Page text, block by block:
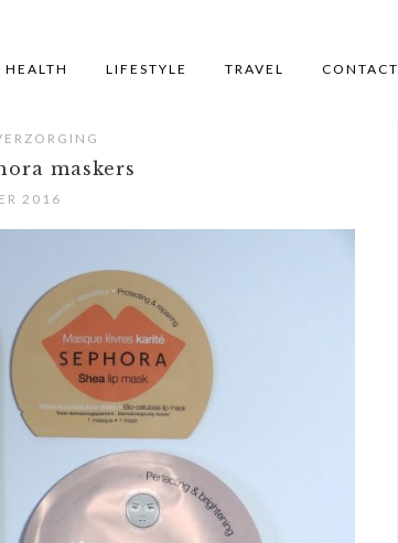
HEALTH LIFESTYLE TRAVEL CONTACT
maskers
2016